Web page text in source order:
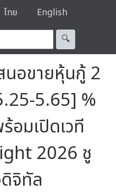
ไทย English
🔍︎
นอขายหุ้นกู้ 2
5.65] %
อมเปิดเวที
2026 ชู
จิทัล